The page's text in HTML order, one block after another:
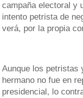
campaña electoral y
intento petrista de
verá, por la propia
Aunque los petristas
hermano no fue en
presidencial, lo